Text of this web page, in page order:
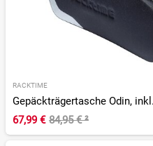
RACKTIME
Gepäckträgertasche Odin,
67,99 € 84,95 €²